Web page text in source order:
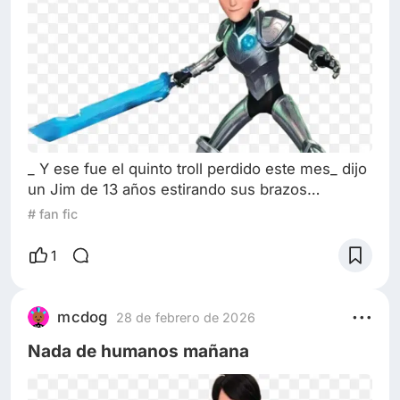
_ Y ese fue el quinto troll perdido este mes_ dijo
un Jim de 13 años estirando sus brazos
mientras entraba a la casa_ no esta mal_ dijo el
al menos dormi 8 horas asi que strikler no
jim aprendio a usar el amuleto de merlin, ya es
un joven y cada vez esta dejando la gra
# fan fic
1
mcdog 28 de febrero de 2026
Nada de humanos mañana